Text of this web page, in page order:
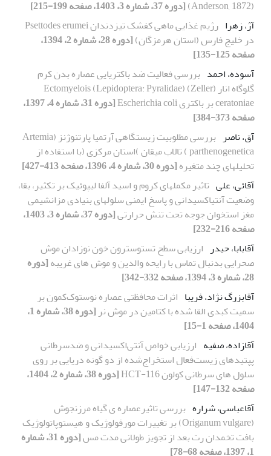
(Anderson, 1872)[دوره 37، شماره 3، 1403، صفحه 199-215]
آژ، زهرا
رژیم غذایی ماهی کفشک تیزدندان Psettodes erumei
در خلیج فارس (استان هرمزگان)
[دوره 28، شماره 2، 1394،
صفحه 125-135]
آسوده، احمد بررسی فعالیت ضد باکتریایی عصاره بدن کرم
گلوگاه انار (Zeller) (Lepidoptera: Pyralidae) Ectomyelois
ceratoniae بر باکتری Escherichia coli
[دوره 31، شماره 4، 1397،
صفحه 373-384]
آق، ناصر
بررسی مطلوبیت زیستگاهی آرتمیا پارتنوژنز (Artemia
parthenogenetica ) تالاب میقان )استان مرکزی (با استفاده از
تحلیلهای چند متغیره[دوره 30، شماره 4، 1396، صفحه 413-427]
آقائی، علی تاثیر مکمل‏های کروم و اسید آلفا لیپوئیک بر تکثیر، بقا،
وضعیت آنتی‏اکسیدانی و پاسخ ایمنی سلول‏های بنیادی مزانشیمی
مغز استخوان جوجه تحت تنش حرارتی
[دوره 37، شماره 3، 1403،
صفحه 216-232]
آقابابا، حیدر ارزیابی سطح تستوسترون خون نوزادان موش
صحرایی بدنبال تماس با رایحه والدین و موش های غریبه[دوره
28، شماره 3، 1394، صفحه 332-342]
آقابزرگ نژاد، فریبا اثرات محافظتی عصاره نوستوک‌کمون بر
سمیت کبدی القا شده با کتامین در موش نر
[دوره 38، شماره 1،
1404، صفحه 1-15]
آقازاده، صفیه ارزیابی خواص آنتی‌اکسیدانی و ضدسرطانی
پپتیدهای زیست‌فعال استخراج‌شده از دو گونه دریایی بر روی
سلول های سرطانی کولون HCT-116
[دوره 38، شماره 2، 1404،
صفحه 132-147]
آقاعباسی، شراره بررسی تاثیرعصاره ی گیاه مرزنجوش
(Origanum vulgare) بر تغییرات مورفولوژیک و هیستوپاتولوژیک
بافت تخمدان رت بعد از تجویز طولانی مدت مس
[دوره 31، شماره
1، 1397، صفحه 68-78]